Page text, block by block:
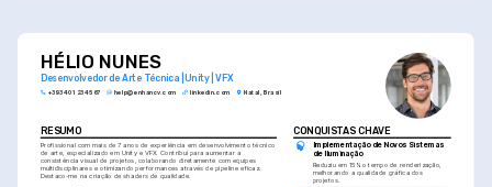
HÉLIO NUNES
Desenvolvedor de Arte Técnica | Unity | VFX
+393 401 234 567 help@enhancv.com linkedin.com Natal, Brasil
RESUMO
Profissional com mais de 7 anos de experiência em desenvolvimento técnico
de arte, especializado em Unity e VFX. Contribuí para aumentar a
consistência visual de projetos, colaborando diretamente com equipes
multidisciplinares e otimizando performances através de pipeline eficaz.
Destaco-me na criação de shaders de qualidade.
CONQUISTAS CHAVE
Implementação de Novos Sistemas
de Iluminação
Reduziu em 15% o tempo de renderização,
melhorando a qualidade gráfica dos
projetos.